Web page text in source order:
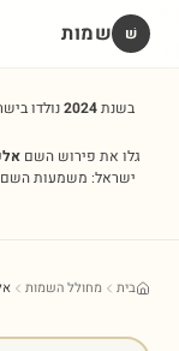
שׁ שמות
בשנת2024נולדו
גלו את פירוש השם
ישראל: משמעות השם,
בית מחולל השמות